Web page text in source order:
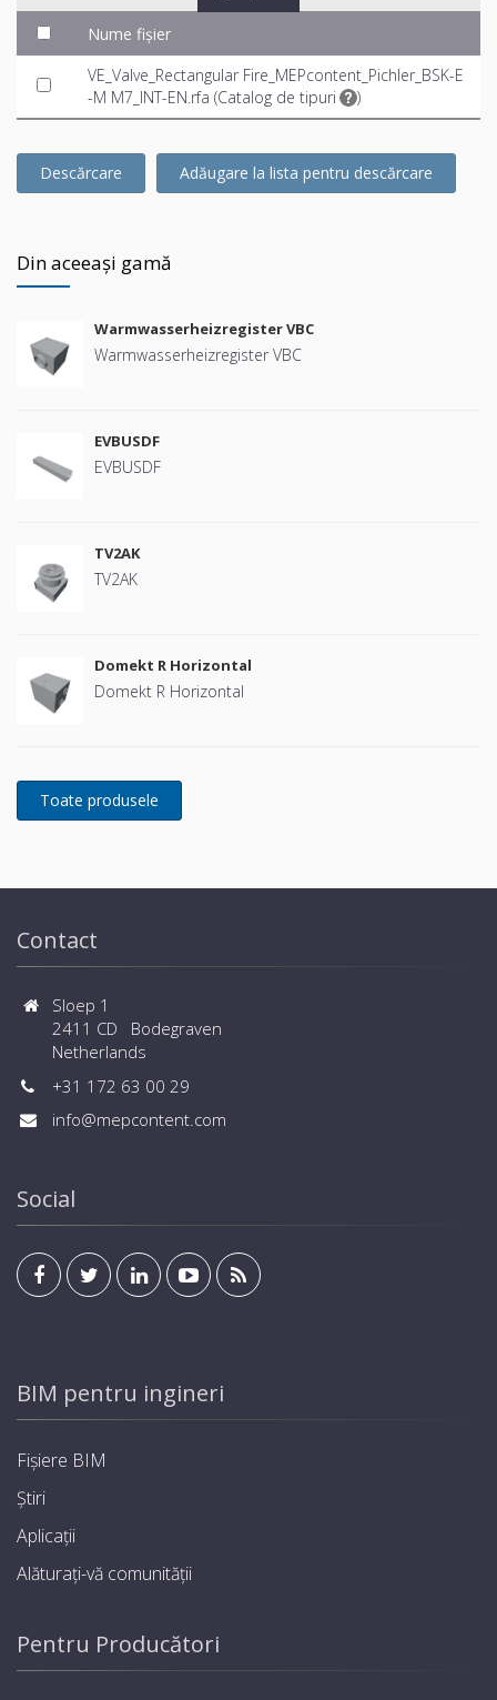
Nume fișier
VE_Valve_Rectangular Fire_MEPcontent_Pichler_BSK-E
-M M7_INT-EN.rfa (Catalog de tipuri )
Descărcare Adăugare la lista pentru descărcare
Din aceeași gamă
Warmwasserheizregister VBC
Warmwasserheizregister VBC
EVBUSDF
EVBUSDF
TV2AK
TV2AK
Domekt R Horizontal
Domekt R Horizontal
Contact
Sloep 1
2411 CD Bodegraven
Netherlands
+31 172 63 00 29
info@mepcontent.com
Social
BIM pentru ingineri
Fișiere BIM
Știri
Aplicații
Alăturați-vă comunității
Pentru Producători